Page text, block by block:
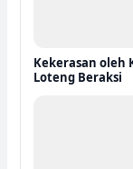
Kekerasan oleh
Loteng Beraksi